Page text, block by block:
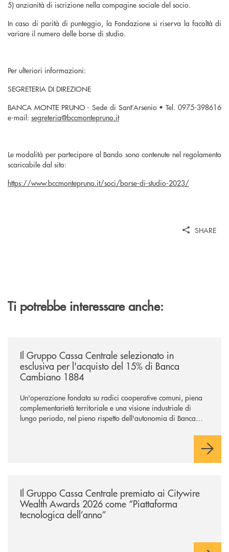
5) anzianità di iscrizione nella compagine sociale del socio.
In caso di parità di punteggio, la Fondazione si riserva la facoltà di
variare il numero delle borse di studio.
Per ulteriori informazioni:
SEGRETERIA DI DIREZIONE
BANCA MONTE PRUNO - Sede di Sant’Arsenio • Tel. 0975-398616
e-mail: segreteria@bccmontepruno.it
Le modalità per partecipare al Bando sono contenute nel regolamento
scaricabile dal sito:
https://www.bccmontepruno.it/soci/borse-di-studio-2023/
SHARE
Ti potrebbe interessare anche:
Il Gruppo Cassa Centrale selezionato in
esclusiva per l'acquisto del 15% di Banca
Cambiano 1884
Un'operazione fondata su radici cooperative comuni, piena
complementarietà territoriale e una visione industriale di
lungo periodo, nel pieno rispetto dell'autonomia di Banca
negoziazione esclusiva per la finalizzazione dell’operazione.
Il Gruppo Cassa Centrale premiato ai Citywire
Wealth Awards 2026 come “Piattaforma
tecnologica dell’anno”